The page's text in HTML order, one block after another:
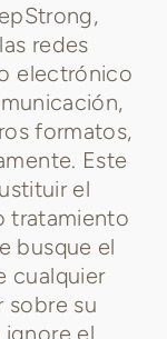
redes
electrónico
formatos,
Este
el
tratamiento
busque el
cualquier
sobre su
el